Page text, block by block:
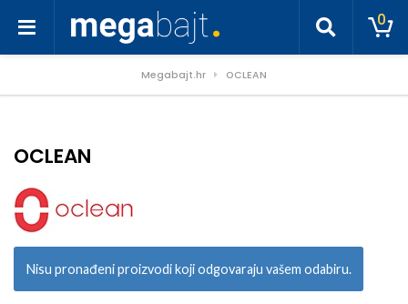
0
Megabajt.hr OCLEAN
OCLEAN
Nisu pronađeni proizvodi koji odgovaraju vašem odabiru.